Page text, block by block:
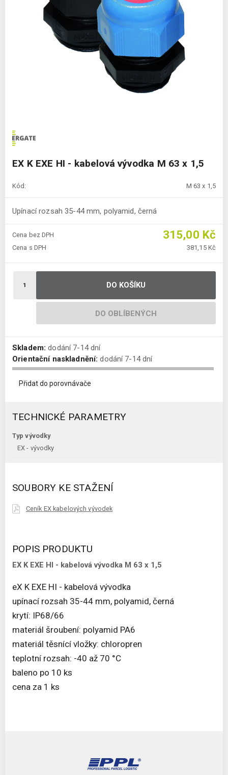
EX K EXE HI - kabelová vývodka M 63 x 1,5
Kód: M 63 x 1,5
Upínací rozsah 35-44 mm, polyamid, černá
Cena bez DPH 315,00 Kč
Cena s DPH 381,15 Kč
DO KOŠÍKU
DO OBLÍBENÝCH
Skladem: dodání 7-14 dní
Orientační naskladnění: dodání 7-14 dní
Přidat do porovnávače
TECHNICKÉ PARAMETRY
Typ vývodky
EX - vývodky
SOUBORY KE STAŽENÍ
Ceník EX kabelových vývodek
POPIS PRODUKTU
EX K EXE HI - kabelová vývodka M 63 x 1,5
eX K EXE HI - kabelová vývodka
upínací rozsah 35-44 mm, polyamid, černá
krytí: IP68/66
materiál šroubení: polyamid PA6
materiál těsnící vložky: chloropren
teplotní rozsah: -40 až 70 °C
baleno po 10 ks
cena za 1 ks